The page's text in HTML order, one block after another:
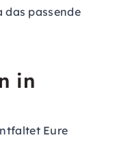
das passende
in
Eure